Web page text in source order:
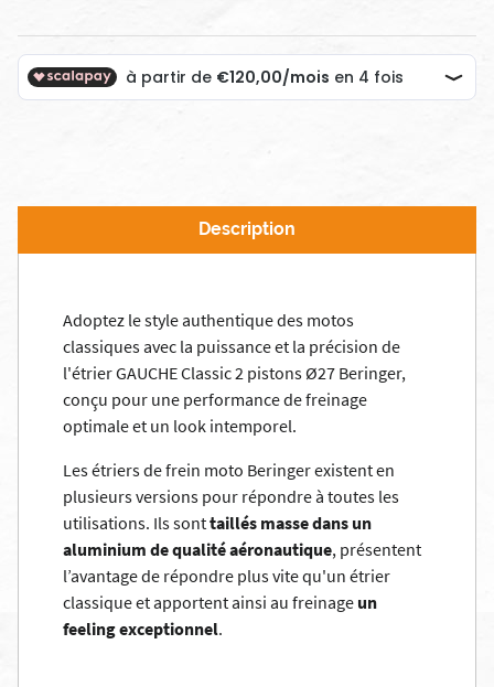
Description
Adoptez le style authentique des motos
classiques avec la puissance et la précision de
l'étrier GAUCHE Classic 2 pistons Ø27 Beringer,
conçu pour une performance de freinage
optimale et un look intemporel.
Les étriers de frein moto Beringer existent en
plusieurs versions pour répondre à toutes les
utilisations. Ils sonttaillés masse dans un
aluminium de qualité aéronautique, présentent
l’avantage de répondre plus vite qu'un étrier
classique et apportent ainsi au freinage un
feeling exceptionnel.